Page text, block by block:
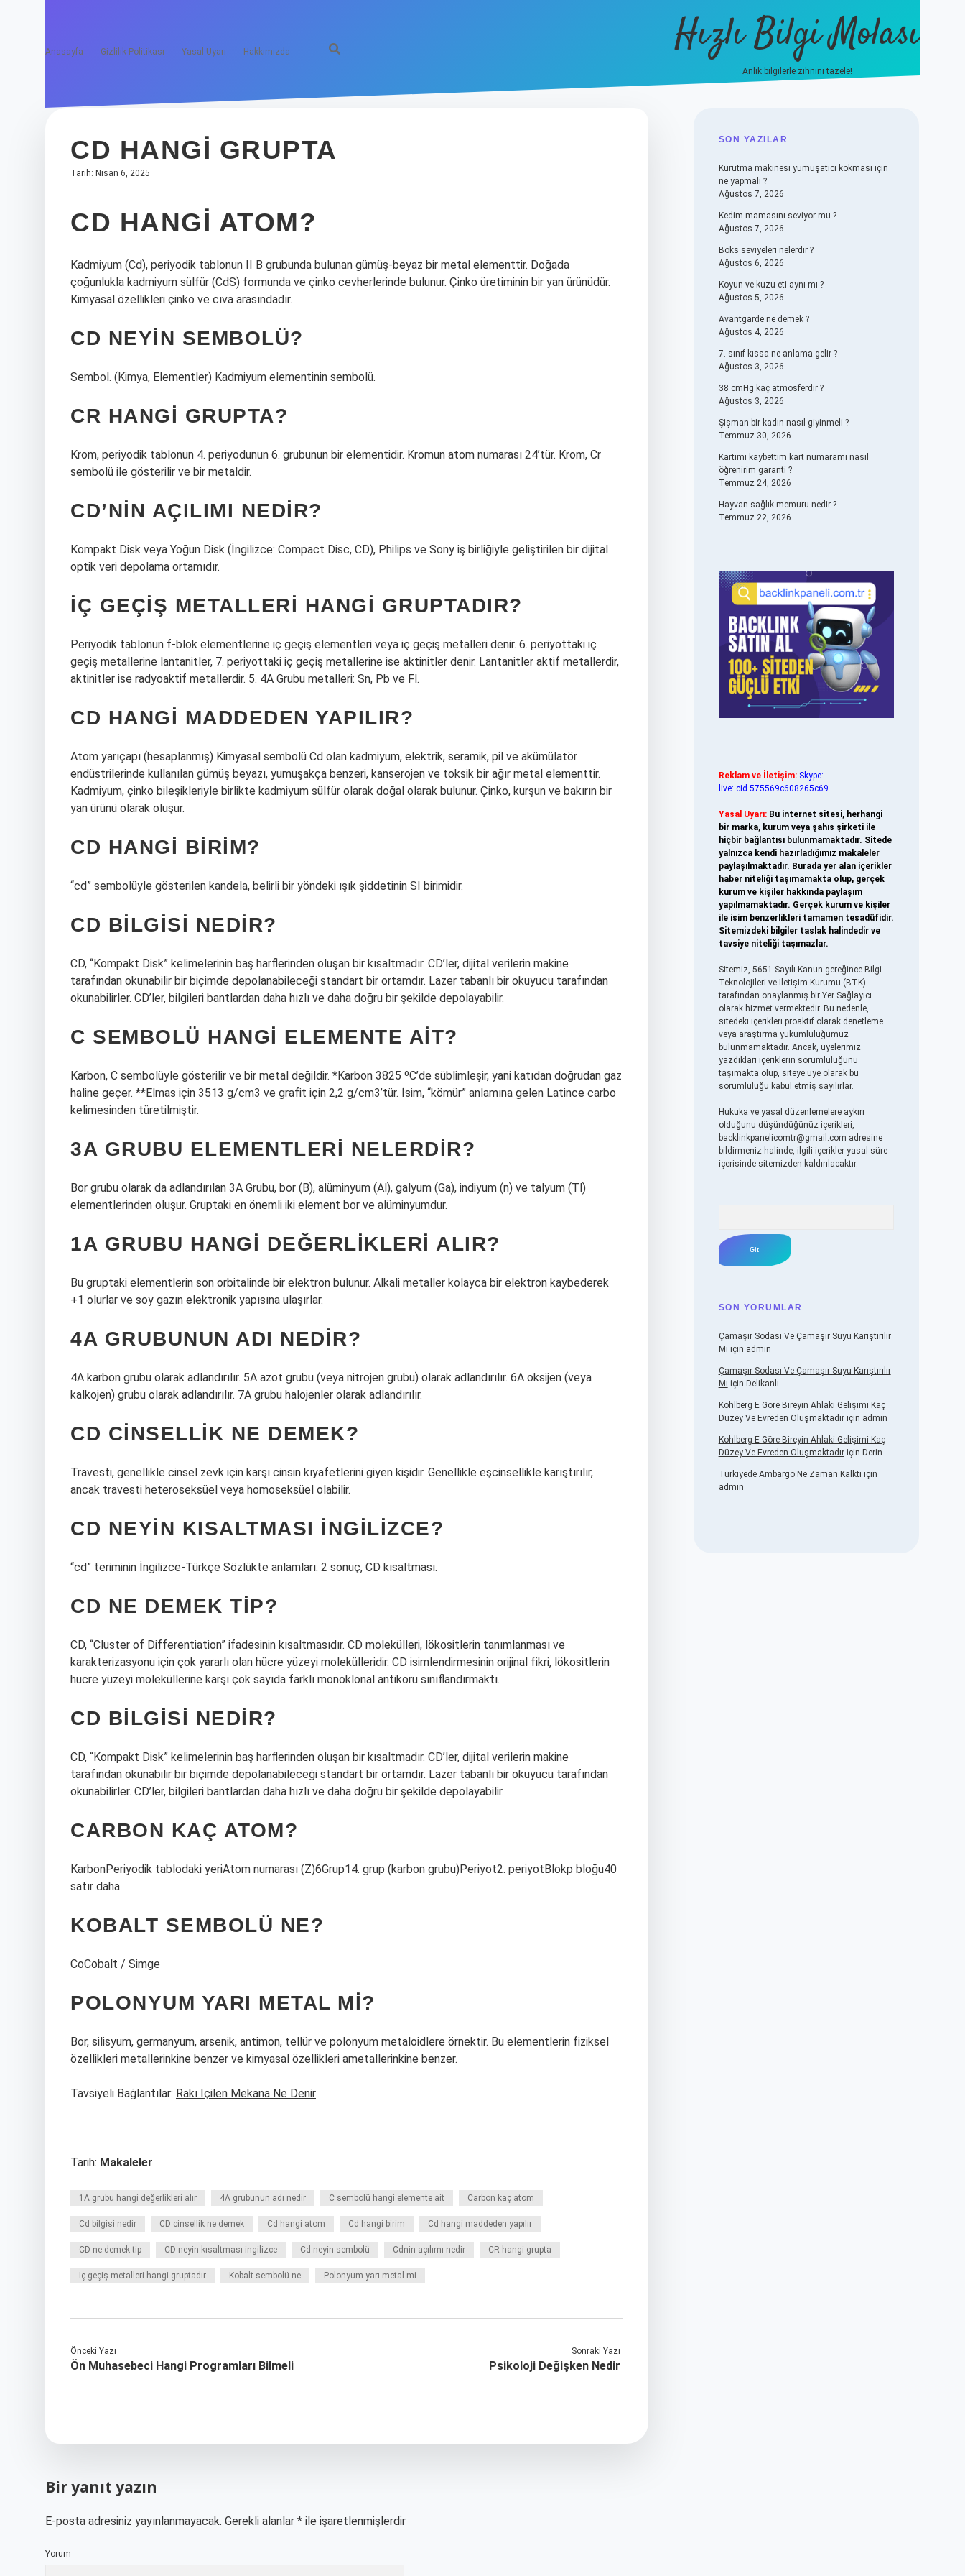
Anasayfa Gizlilik Politikası Yasal Uyarı Hakkımızda Hızlı Bilgi Molası
Anlık bilgilerle zihnini tazele!
CD HANGI GRUPTA
Tarih: Nisan 6, 2025
CD HANGI ATOM?
Kadmiyum (Cd), periyodik tablonun II B grubunda bulunan gümüş-beyaz bir metal elementtir. Doğada
çoğunlukla kadmiyum sülfür (CdS) formunda ve çinko cevherlerinde bulunur. Çinko üretiminin bir yan ürünüdür.
Kimyasal özellikleri çinko ve cıva arasındadır.
CD NEYIN SEMBOLÜ?
Sembol. (Kimya, Elementler) Kadmiyum elementinin sembolü.
CR HANGI GRUPTA?
Krom, periyodik tablonun 4. periyodunun 6. grubunun bir elementidir. Kromun atom numarası 24’tür. Krom, Cr
sembolü ile gösterilir ve bir metaldir.
CD’NIN AÇILIMI NEDIR?
Kompakt Disk veya Yoğun Disk (İngilizce: Compact Disc, CD), Philips ve Sony iş birliğiyle geliştirilen bir dijital
optik veri depolama ortamıdır.
İÇ GEÇIŞ METALLERI HANGI GRUPTADIR?
Periyodik tablonun f-blok elementlerine iç geçiş elementleri veya iç geçiş metalleri denir. 6. periyottaki iç
geçiş metallerine lantanitler, 7. periyottaki iç geçiş metallerine ise aktinitler denir. Lantanitler aktif metallerdir,
aktinitler ise radyoaktif metallerdir. 5. 4A Grubu metalleri: Sn, Pb ve Fl.
CD HANGI MADDEDEN YAPILIR?
Atom yarıçapı (hesaplanmış) Kimyasal sembolü Cd olan kadmiyum, elektrik, seramik, pil ve akümülatör
endüstrilerinde kullanılan gümüş beyazı, yumuşakça benzeri, kanserojen ve toksik bir ağır metal elementtir.
Kadmiyum, çinko bileşikleriyle birlikte kadmiyum sülfür olarak doğal olarak bulunur. Çinko, kurşun ve bakırın bir
yan ürünü olarak oluşur.
CD HANGI BIRIM?
“cd” sembolüyle gösterilen kandela, belirli bir yöndeki ışık şiddetinin SI birimidir.
CD BILGISI NEDIR?
CD, “Kompakt Disk” kelimelerinin baş harflerinden oluşan bir kısaltmadır. CD’ler, dijital verilerin makine
tarafından okunabilir bir biçimde depolanabileceği standart bir ortamdır. Lazer tabanlı bir okuyucu tarafından
okunabilirler. CD’ler, bilgileri bantlardan daha hızlı ve daha doğru bir şekilde depolayabilir.
C SEMBOLÜ HANGI ELEMENTE AIT?
Karbon, C sembolüyle gösterilir ve bir metal değildir. *Karbon 3825 ºC’de süblimleşir, yani katıdan doğrudan gaz
haline geçer. **Elmas için 3513 g/cm3 ve grafit için 2,2 g/cm3’tür. İsim, “kömür” anlamına gelen Latince carbo
kelimesinden türetilmiştir.
3A GRUBU ELEMENTLERI NELERDIR?
Bor grubu olarak da adlandırılan 3A Grubu, bor (B), alüminyum (Al), galyum (Ga), indiyum (n) ve talyum (Tl)
elementlerinden oluşur. Gruptaki en önemli iki element bor ve alüminyumdur.
1A GRUBU HANGI DEĞERLIKLERI ALIR?
Bu gruptaki elementlerin son orbitalinde bir elektron bulunur. Alkali metaller kolayca bir elektron kaybederek
+1 olurlar ve soy gazın elektronik yapısına ulaşırlar.
4A GRUBUNUN ADI NEDIR?
4A karbon grubu olarak adlandırılır. 5A azot grubu (veya nitrojen grubu) olarak adlandırılır. 6A oksijen (veya
kalkojen) grubu olarak adlandırılır. 7A grubu halojenler olarak adlandırılır.
CD CINSELLIK NE DEMEK?
Travesti, genellikle cinsel zevk için karşı cinsin kıyafetlerini giyen kişidir. Genellikle eşcinsellikle karıştırılır,
ancak travesti heteroseksüel veya homoseksüel olabilir.
CD NEYIN KISALTMASI INGILIZCE?
“cd” teriminin İngilizce-Türkçe Sözlükte anlamları: 2 sonuç, CD kısaltması.
CD NE DEMEK TIP?
CD, “Cluster of Differentiation” ifadesinin kısaltmasıdır. CD molekülleri, lökositlerin tanımlanması ve
karakterizasyonu için çok yararlı olan hücre yüzeyi molekülleridir. CD isimlendirmesinin orijinal fikri, lökositlerin
hücre yüzeyi moleküllerine karşı çok sayıda farklı monoklonal antikoru sınıflandırmaktı.
CD BILGISI NEDIR?
CD, “Kompakt Disk” kelimelerinin baş harflerinden oluşan bir kısaltmadır. CD’ler, dijital verilerin makine
tarafından okunabilir bir biçimde depolanabileceği standart bir ortamdır. Lazer tabanlı bir okuyucu tarafından
okunabilirler. CD’ler, bilgileri bantlardan daha hızlı ve daha doğru bir şekilde depolayabilir.
CARBON KAÇ ATOM?
KarbonPeriyodik tablodaki yeriAtom numarası (Z)6Grup14. grup (karbon grubu)Periyot2. periyotBlokp bloğu40
satır daha
KOBALT SEMBOLÜ NE?
CoCobalt / Simge
POLONYUM YARI METAL MI?
Bor, silisyum, germanyum, arsenik, antimon, tellür ve polonyum metaloidlere örnektir. Bu elementlerin fiziksel
özellikleri metallerinkine benzer ve kimyasal özellikleri ametallerinkine benzer.
Tavsiyeli Bağlantılar: Rakı Içilen Mekana Ne Denir
Tarih: Makaleler
1A grubu hangi değerlikleri alır 4A grubunun adı nedir C sembolü hangi elemente ait Carbon kaç atom
Cd bilgisi nedir CD cinsellik ne demek Cd hangi atom Cd hangi birim Cd hangi maddeden yapılır
CD ne demek tip CD neyin kısaltması ingilizce Cd neyin sembolü Cdnin açılımı nedir CR hangi grupta
İç geçiş metalleri hangi gruptadır Kobalt sembolü ne Polonyum yarı metal mi
Önceki Yazı
Ön Muhasebeci Hangi Programları Bilmeli
Sonraki Yazı
Psikoloji Değişken Nedir
Bir yanıt yazın
E-posta adresiniz yayınlanmayacak. Gerekli alanlar * ile işaretlenmişlerdir
Yorum
SIDEBAR
SON YAZILAR
Kurutma makinesi yumuşatıcı kokması için
ne yapmalı ?
Ağustos 7, 2026
Kedim mamasını seviyor mu ?
Ağustos 7, 2026
Boks seviyeleri nelerdir ?
Ağustos 6, 2026
Koyun ve kuzu eti aynı mı ?
Ağustos 5, 2026
Avantgarde ne demek ?
Ağustos 4, 2026
7. sınıf kıssa ne anlama gelir ?
Ağustos 3, 2026
38 cmHg kaç atmosferdir ?
Ağustos 3, 2026
Şişman bir kadın nasıl giyinmeli ?
Temmuz 30, 2026
Kartımı kaybettim kart numaramı nasıl
öğrenirim garanti ?
Temmuz 24, 2026
Hayvan sağlık memuru nedir ?
Temmuz 22, 2026
Reklam ve İletişim: Skype:
live:.cid.575569c608265c69
Yasal Uyarı: Bu internet sitesi, herhangi
bir marka, kurum veya şahıs şirketi ile
hiçbir bağlantısı bulunmamaktadır. Sitede
yalnızca kendi hazırladığımız makaleler
paylaşılmaktadır. Burada yer alan içerikler
haber niteliği taşımamakta olup, gerçek
kurum ve kişiler hakkında paylaşım
yapılmamaktadır. Gerçek kurum ve kişiler
ile isim benzerlikleri tamamen tesadüfidir.
Sitemizdeki bilgiler taslak halindedir ve
tavsiye niteliği taşımazlar.
Sitemiz, 5651 Sayılı Kanun gereğince Bilgi
Teknolojileri ve İletişim Kurumu (BTK)
tarafından onaylanmış bir Yer Sağlayıcı
olarak hizmet vermektedir. Bu nedenle,
sitedeki içerikleri proaktif olarak denetleme
veya araştırma yükümlülüğümüz
bulunmamaktadır. Ancak, üyelerimiz
yazdıkları içeriklerin sorumluluğunu
taşımakta olup, siteye üye olarak bu
sorumluluğu kabul etmiş sayılırlar.
Hukuka ve yasal düzenlemelere aykırı
olduğunu düşündüğünüz içerikleri,
backlinkpanelicomtr@gmail.com adresine
bildirmeniz halinde, ilgili içerikler yasal süre
içerisinde sitemizden kaldırılacaktır.
SON YORUMLAR
Çamaşır Sodası Ve Çamaşır Suyu Karıştırılır
Mı için admin
Çamaşır Sodası Ve Çamaşır Suyu Karıştırılır
Mı için Delikanlı
Kohlberg E Göre Bireyin Ahlaki Gelişimi Kaç
Düzey Ve Evreden Oluşmaktadıriçin admin
Kohlberg E Göre Bireyin Ahlaki Gelişimi Kaç
Düzey Ve Evreden Oluşmaktadıriçin Derin
Türkiyede Ambargo Ne Zaman Kalktı için
admin